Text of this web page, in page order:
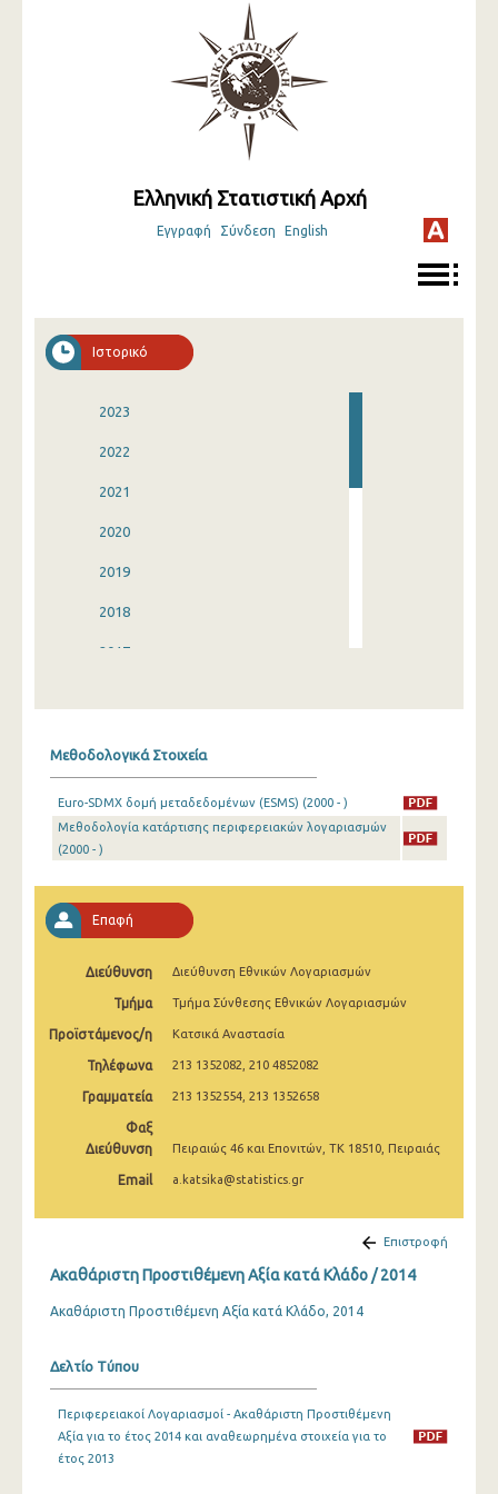
Ελληνική Στατιστική Αρχή
Εγγραφή Σύνδεση English
Ιστορικό
2023
2022
2021
2020
2019
2018
2017
2013
2012
2010
2009
2005
Μεθοδολογικά Στοιχεία
Euro-SDMX δομή μεταδεδομένων (ESMS) (2000 - )
Μεθοδολογία κατάρτισης περιφερειακών λογαριασμών
(2000 - )
Επαφή
Διεύθυνση Διεύθυνση Εθνικών Λογαριασμών
Τμήμα Τμήμα Σύνθεσης Εθνικών Λογαριασμών
Προϊστάμενος/η Κατσικά Αναστασία
Τηλέφωνα 213 1352082, 210 4852082
Γραμματεία 213 1352554, 213 1352658
Φαξ
Διεύθυνση
Πειραιώς 46 και Επονιτών, ΤΚ 18510, Πειραιάς
Email a.katsika@statistics.gr
Επιστροφή
Ακαθάριστη Προστιθέμενη Αξία κατά Κλάδο / 2014
Ακαθάριστη Προστιθέμενη Αξία κατά Κλάδο, 2014
Δελτίο Τύπου
Περιφερειακοί Λογαριασμοί - Ακαθάριστη Προστιθέμενη
Αξία για το έτος 2014 και αναθεωρημένα στοιχεία για το
έτος 2013